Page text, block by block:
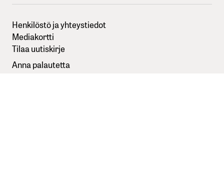
Henkilöstö ja yhteystiedot
Mediakortti
Tilaa uutiskirje
Anna palautetta